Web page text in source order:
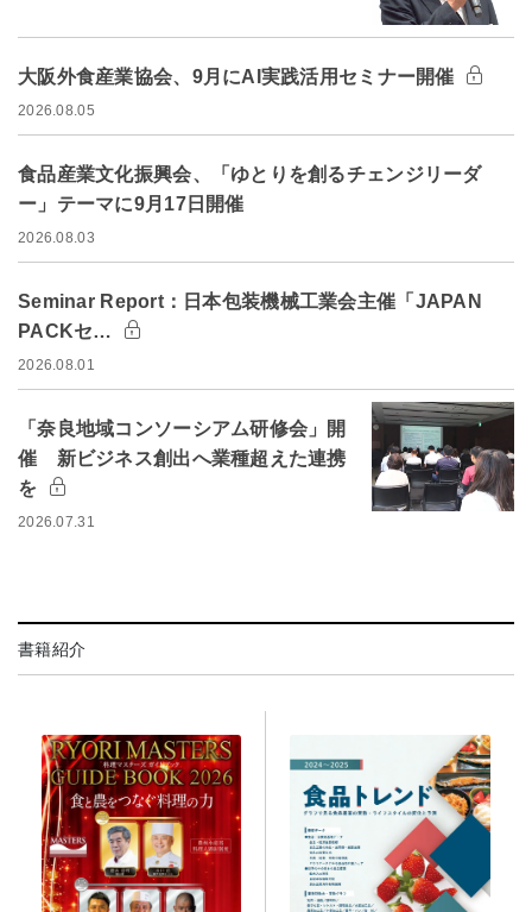
大阪外食産業協会、9月にAI実践活用セミナー開催
2026.08.05
食品産業文化振興会、「ゆとりを創るチェンジリーダ
ー」テーマに9月17日開催
2026.08.03
Seminar Report：日本包装機械工業会主催「JAPAN
PACKセ…
2026.08.01
「奈良地域コンソーシアム研修会」開
催 新ビジネス創出へ業種超えた連携
を
2026.07.31
書籍紹介